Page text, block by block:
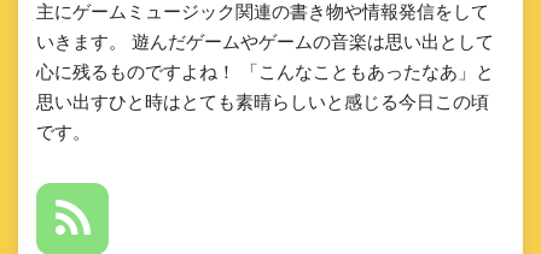
主にゲームミュージック関連の書き物や情報発信をして
いきます。 遊んだゲームやゲームの音楽は思い出として
心に残るものですよね！ 「こんなこともあったなあ」と
思い出すひと時はとても素晴らしいと感じる今日この頃
です。